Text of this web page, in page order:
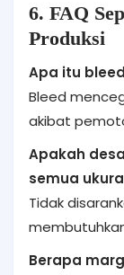
6. FAQ
Produksi
Apa itu
Bleed
akibat
Apakah
semua
Tidak
Berapa